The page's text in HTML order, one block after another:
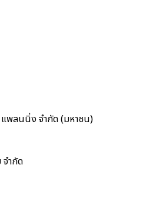
แพลนนิ่ง จำกัด (มหาชน)
จำกัด